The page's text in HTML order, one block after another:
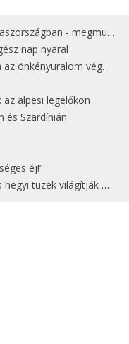
- megmutatjuk a 15 legjobbat
nap nyaral
végét jelentette
alpesi legelőkön
és Szardínián
éj!”
világítják meg Zugspitzét